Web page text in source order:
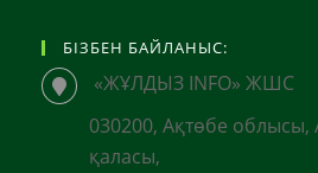
БІЗБЕН БАЙЛАНЫС:
«ЖҰЛДЫЗ INFO» ЖШС
030200, Ақтөбе облысы,
қаласы,